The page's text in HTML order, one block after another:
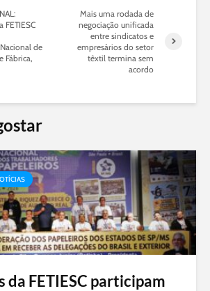
FETIESC
de
Fábrica,
Mais uma rodada de
negociação unificada
entre sindicatos e
empresários do setor
têxtil termina sem
acordo
da FETIESC participam